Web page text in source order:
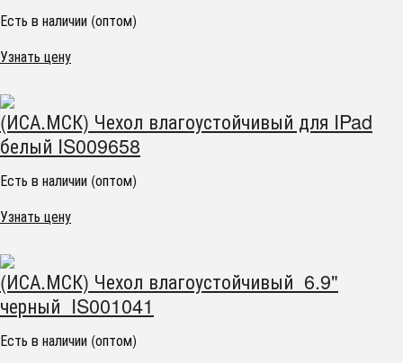
Есть в наличии (оптом)
Узнать цену
(ИСА.МСК) Чехол влагоустойчивый для IPad
белый IS009658
Есть в наличии (оптом)
Узнать цену
(ИСА.МСК) Чехол влагоустойчивый 6.9"
черный IS001041
Есть в наличии (оптом)